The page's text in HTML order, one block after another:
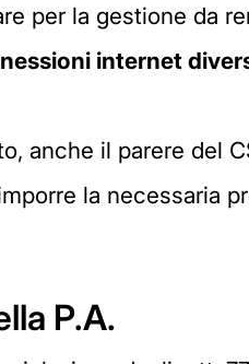
per la gestione da
internet
anche il parere del
la necessaria
P.A.